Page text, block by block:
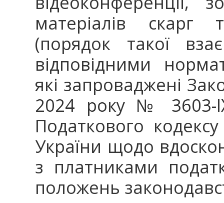
матеріалів скарг
(порядок такої
відповідними
які запроваджені
2024 року № 3603-
Податкового
України щодо
з платниками
положень